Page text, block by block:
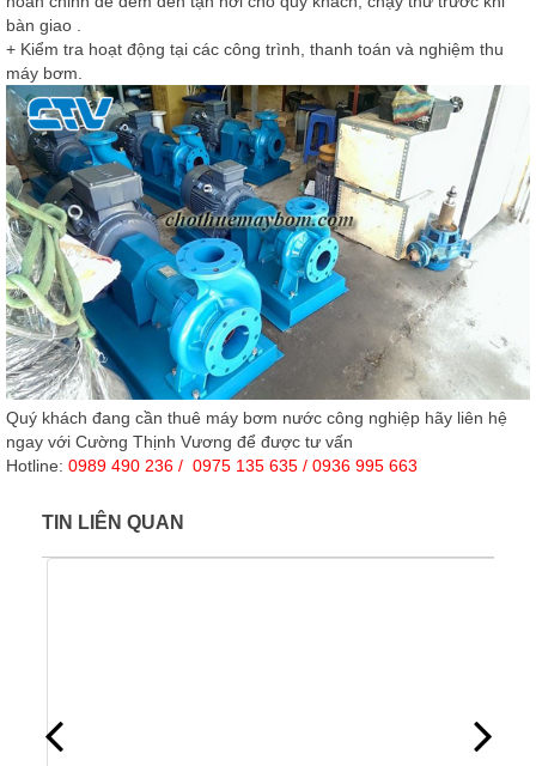
bàn giao .
+ Kiểm tra hoạt động tại các công trình, thanh toán và nghiệm thu
máy bơm.
Quý khách đang cần thuê máy bơm nước công nghiệp hãy liên hệ
ngay với Cường Thịnh Vương để được tư vấn
Hotline: 0989 490 236 / 0975 135 635 / 0936 995 663
TIN LIÊN QUAN